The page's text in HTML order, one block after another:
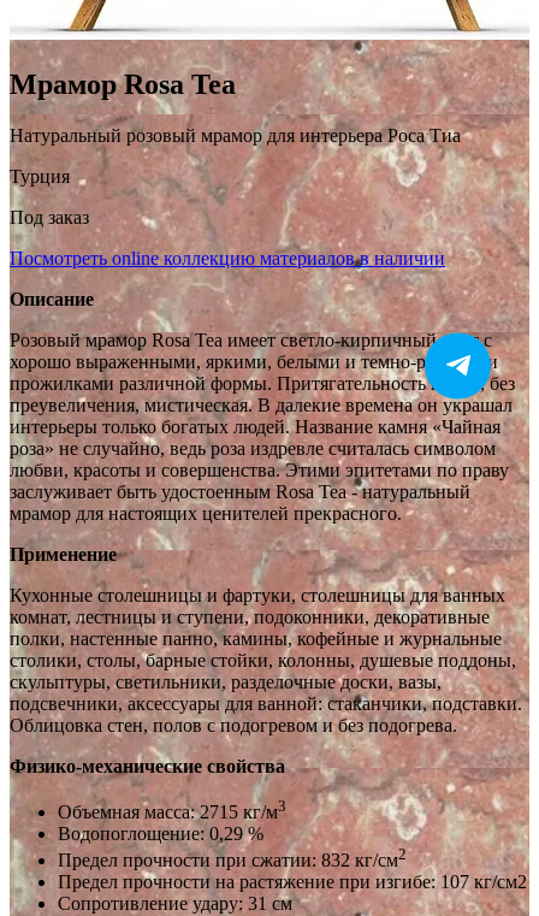
Мрамор Rosa Tea
Натуральный розовый мрамор для интерьера Роса Тиа
Турция
Под заказ
Посмотреть online коллекцию материалов в наличии
Описание
Розовый мрамор Rosa Tea имеет светло-кирпичный цвет с
хорошо выраженными, яркими, белыми и темно-розовыми
прожилками различной формы. Притягательность камня, без
преувеличения, мистическая. В далекие времена он украшал
интерьеры только богатых людей. Название камня «Чайная
роза» не случайно, ведь роза издревле считалась символом
любви, красоты и совершенства. Этими эпитетами по праву
заслуживает быть удостоенным Rosa Teа - натуральный
мрамор для настоящих ценителей прекрасного.
Применение
Кухонные столешницы и фартуки, столешницы для ванных
комнат, лестницы и ступени, подоконники, декоративные
полки, настенные панно, камины, кофейные и журнальные
столики, столы, барные стойки, колонны, душевые поддоны,
скульптуры, светильники, разделочные доски, вазы,
подсвечники, аксессуары для ванной: стаканчики, подставки.
Облицовка стен, полов с подогревом и без подогрева.
Физико-механические свойства
Объемная масса: 2715 кг/м3
Водопоглощение: 0,29 %
Предел прочности при сжатии: 832 кг/см2
Предел прочности на растяжение при изгибе: 107 кг/см2
Сопротивление удару: 31 см